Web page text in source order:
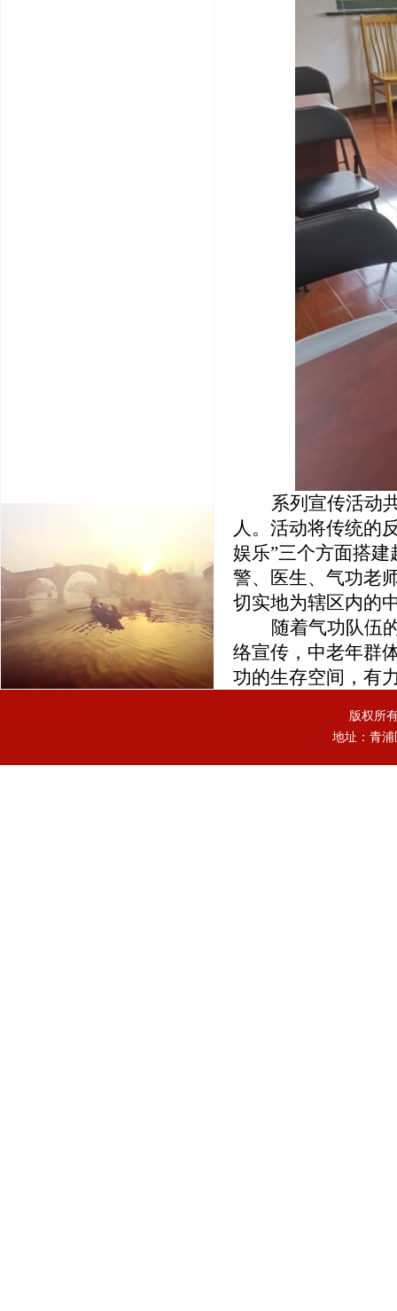
系列宣传活动
人。活动将传统的
娱乐”三个方面搭
警、医生、气功老
切实地为辖区内的
随着气功队伍
络宣传，中老年群
功的生存空间，有
版权所
地址：青浦